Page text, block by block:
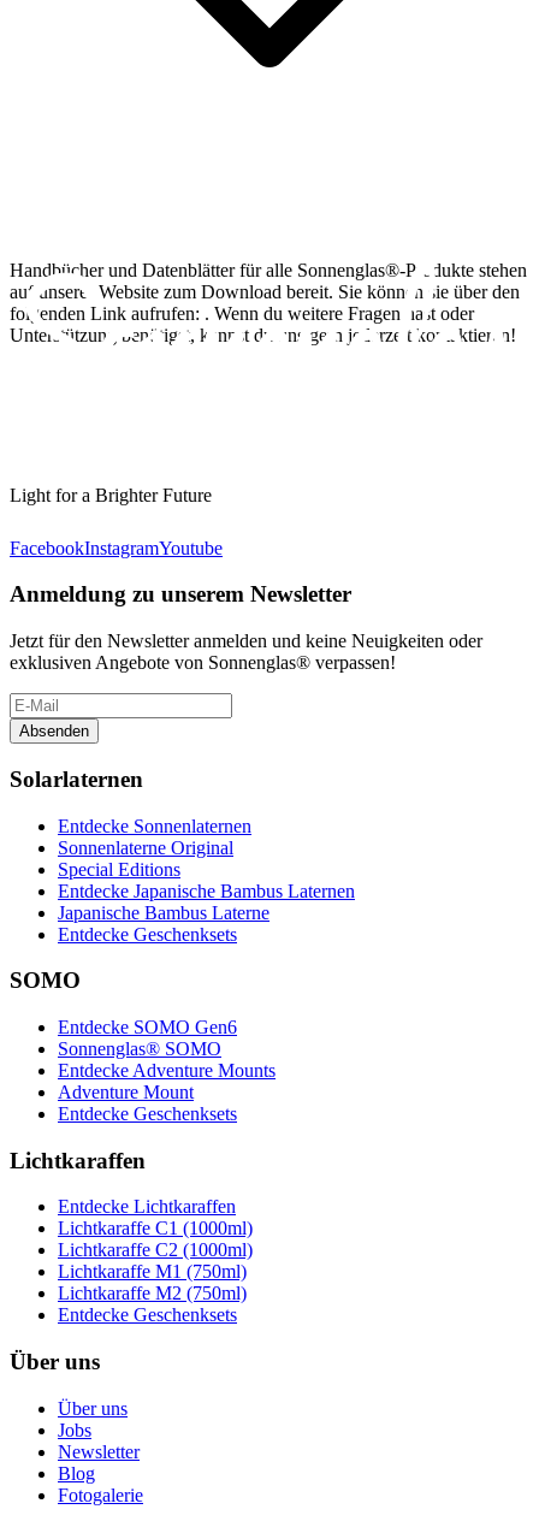
Handbücher und Datenblätter für alle Sonnenglas®-Produkte stehen
auf unserer Website zum Download bereit. Sie können sie über den
folgenden Link aufrufen: . Wenn du weitere Fragen hast oder
Unterstützung benötigst, kannst du uns gern jederzeit kontaktieren!
Light for a Brighter Future
FacebookInstagramYoutube
Anmeldung zu unserem Newsletter
Jetzt für den Newsletter anmelden und keine Neuigkeiten oder
exklusiven Angebote von Sonnenglas® verpassen!
Absenden
Solarlaternen
Entdecke Sonnenlaternen
Sonnenlaterne Original
Special Editions
Entdecke Japanische Bambus Laternen
Japanische Bambus Laterne
Entdecke Geschenksets
SOMO
Entdecke SOMO Gen6
Sonnenglas® SOMO
Entdecke Adventure Mounts
Adventure Mount
Entdecke Geschenksets
Lichtkaraffen
Entdecke Lichtkaraffen
Lichtkaraffe C1 (1000ml)
Lichtkaraffe C2 (1000ml)
Lichtkaraffe M1 (750ml)
Lichtkaraffe M2 (750ml)
Entdecke Geschenksets
Über uns
Über uns
Jobs
Newsletter
Blog
Fotogalerie